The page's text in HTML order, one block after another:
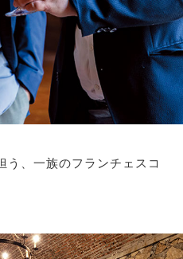
う、一族のフランチェスコ